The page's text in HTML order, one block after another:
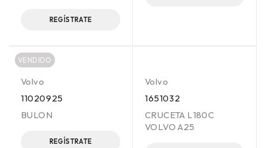
REGÍSTRATE
VENDIDO
Volvo
11020925
BULON
REGÍSTRATE
Volvo
1651032
CRUCETA L180C
VOLVO A25